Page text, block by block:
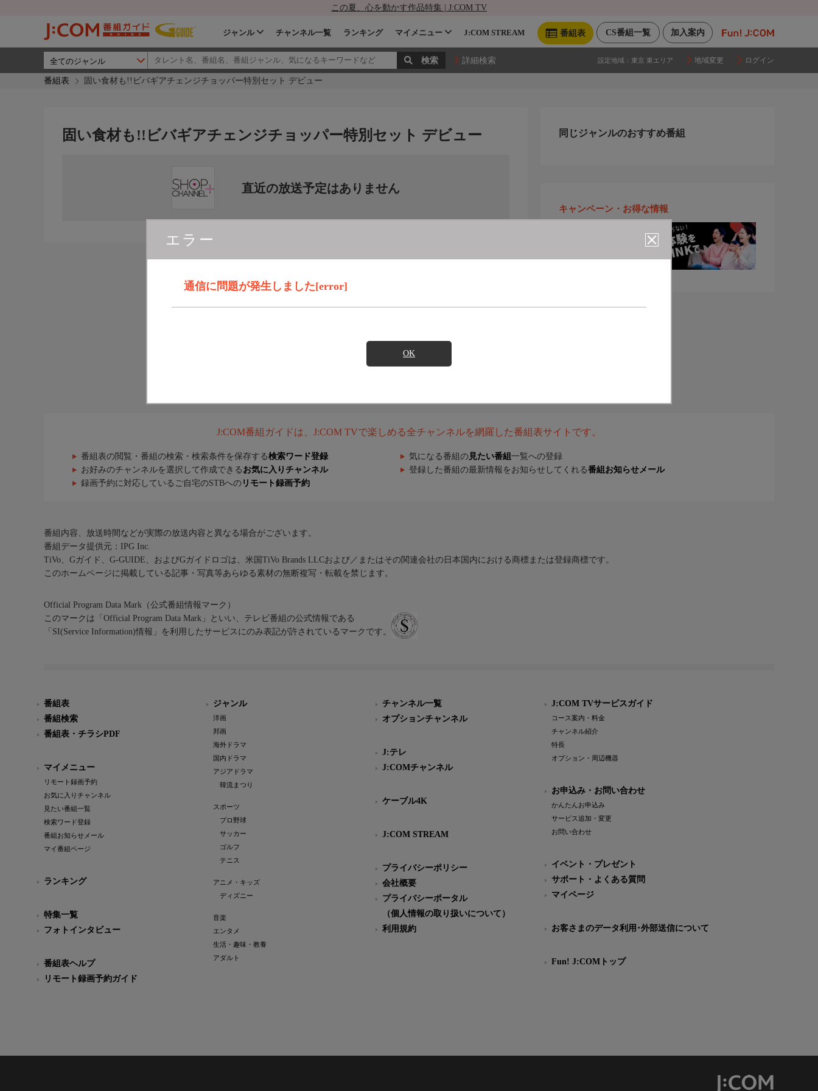
この夏、心を動かす作品特集 | J:COM TV
加入案内
CS番組一覧
番組表
ジャンル チャンネル一覧 ランキング マイメニュー J:COM STREAM
詳細検索 設定地域： 東京 東エリア 地域変更 ログイン
番組表 固い食材も!!ビバギアチェンジチョッパー特別セット デビュー
エラー
通信に問題が発生しました[error]
OK
固い食材も!!ビバギアチェンジチョッパー特別セット デビュー
直近の放送予定はありません
同じジャンルのおすすめ番組
キャンペーン・お得な情報
J:COM番組ガイドは、J:COM TVで楽しめる全チャンネルを網羅した番組表サイトです。
番組表の閲覧・番組の検索・検索条件を保存する検索ワード登録 気になる番組の 見たい番組 一覧への登録
お好みのチャンネルを選択して作成できる お気に入りチャンネル 登録した番組の最新情報をお知らせしてくれる番組お知らせメール
録画予約に対応しているご自宅のSTBへの リモート録画予約
番組内容、放送時間などが実際の放送内容と異なる場合がございます。
番組データ提供元：IPG Inc.
TiVo、Gガイド、G-GUIDE、およびGガイドロゴは、米国TiVo Brands LLCおよび／またはその関連会社の日本国内における商標または登録商標です。
このホームページに掲載している記事・写真等あらゆる素材の無断複写・転載を禁じます。
Official Program Data Mark（公式番組情報マーク）
このマークは「Official Program Data Mark」といい、テレビ番組の公式情報である
「SI(Service Information)情報」を利用したサービスにのみ表記が許されているマークです。
番組表
番組検索
番組表・チラシPDF
マイメニュー
リモート録画予約
お気に入りチャンネル
見たい番組一覧
検索ワード登録
番組お知らせメール
マイ番組ページ
ランキング
特集一覧
フォトインタビュー
番組表ヘルプ
リモート録画予約ガイド
ジャンル
洋画
邦画
海外ドラマ
国内ドラマ
アジアドラマ
韓流まつり
スポーツ
プロ野球
サッカー
ゴルフ
テニス
アニメ・キッズ
ディズニー
音楽
エンタメ
生活・趣味・教養
アダルト
チャンネル一覧
オプションチャンネル
J:テレ
J:COMチャンネル
ケーブル4K
J:COM STREAM
プライバシーポリシー
会社概要
プライバシーポータル
（個人情報の取り扱いについて）
利用規約
J:COM TVサービスガイド
コース案内・料金
チャンネル紹介
特長
オプション・周辺機器
お申込み・お問い合わせ
かんたんお申込み
サービス追加・変更
お問い合わせ
イベント・プレゼント
サポート・よくある質問
マイページ
お客さまのデータ利用･外部送信について
Fun! J:COMトップ